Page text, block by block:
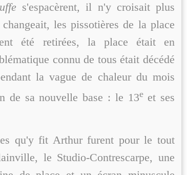
s'espacèrent, il n'y croisait plus
les pissotières de la place
été retirées, la place était en
connu de tous était décédé
la vague de chaleur du mois
de sa nouvelle base : le 13e et ses
qu'y fit Arthur furent pour le tout
le Studio-Contrescarpe, une